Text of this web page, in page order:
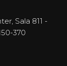
Sala 811 -
370